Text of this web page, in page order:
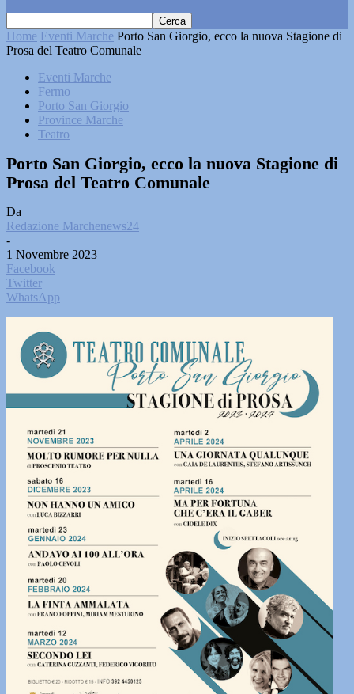
Home Eventi Marche Porto San Giorgio, ecco la nuova Stagione di
Prosa del Teatro Comunale
Eventi Marche
Fermo
Porto San Giorgio
Province Marche
Teatro
Porto San Giorgio, ecco la nuova Stagione di
Prosa del Teatro Comunale
Da
Redazione Marchenews24
-
1 Novembre 2023
Facebook
Twitter
WhatsApp